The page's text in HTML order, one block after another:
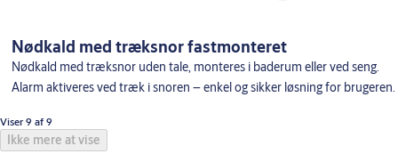
Nødkald med træksnor fastmonteret
Nødkald med træksnor uden tale, monteres i baderum eller ved seng.
Alarm aktiveres ved træk i snoren – enkel og sikker løsning for brugeren.
Viser 9 af 9
Ikke mere at vise